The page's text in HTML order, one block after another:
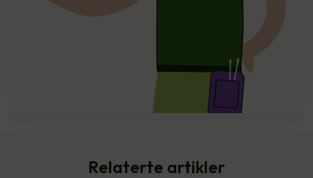
Relaterte artikler